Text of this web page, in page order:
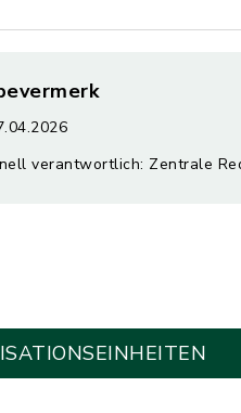
verantwortlich: Zentrale